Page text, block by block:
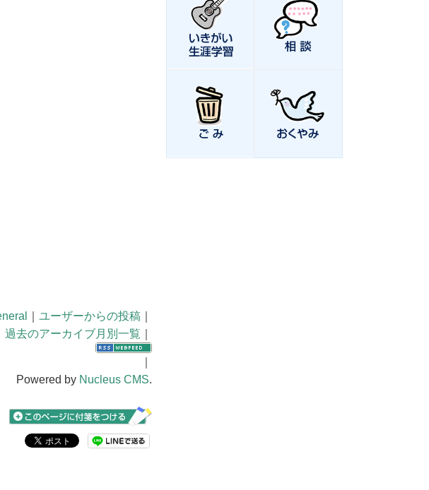
ユーザーからの投稿
過去のアーカイブ月別一覧
Powered by Nucleus CMS.